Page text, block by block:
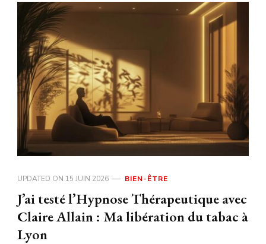
UPDATED ON 15 JUIN 2026 BIEN-ÊTRE
J’ai testé l’Hypnose Thérapeutique avec
Claire Allain : Ma libération du tabac à
Lyon